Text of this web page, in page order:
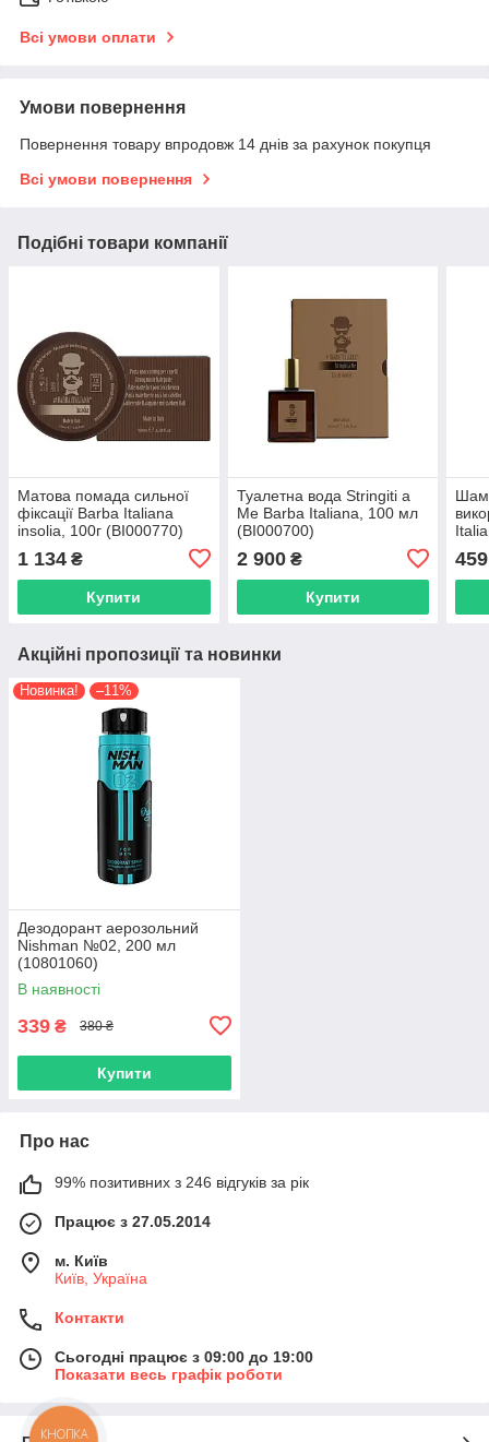
Всі умови оплати
Умови повернення
Повернення товару впродовж 14 днів за рахунок покупця
Всі умови повернення
Подібні товари компанії
Матова помада сильної
фіксації Barba Italiana
insolia, 100г (BI000770)
1 134 ₴
Купити
Туалетна вода Stringiti a
Me Barba Italiana, 100 мл
(BI000700)
2 900₴
Купити
459
Акційні пропозиції та новинки
Новинка! –11%
Дезодорант аерозольний
Nishman №02, 200 мл
(10801060)
В наявності
339 ₴ 380 ₴
Купити
Про нас
99% позитивних з 246 відгуків за рік
Працює з 27.05.2014
м. Київ
Київ, Україна
Контакти
Сьогодні працює з 09:00 до 19:00
Показати весь графік роботи
КНОПКА